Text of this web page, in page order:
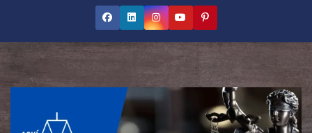
contenido